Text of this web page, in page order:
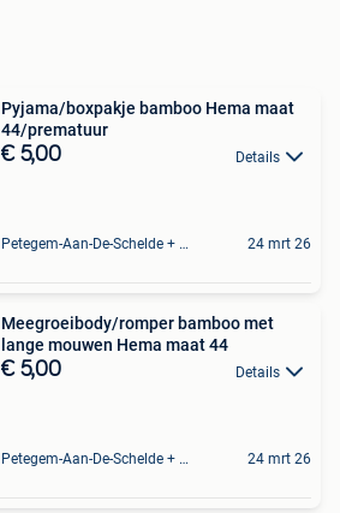
Pyjama/boxpakje bamboo Hema maat
44/prematuur
€ 5,00 Details
Petegem-Aan-De-Schelde + Deel Van Oudenaarde 24 mrt 26
Meegroeibody/romper bamboo met
lange mouwen Hema maat 44
€ 5,00 Details
Petegem-Aan-De-Schelde + Deel Van Oudenaarde 24 mrt 26